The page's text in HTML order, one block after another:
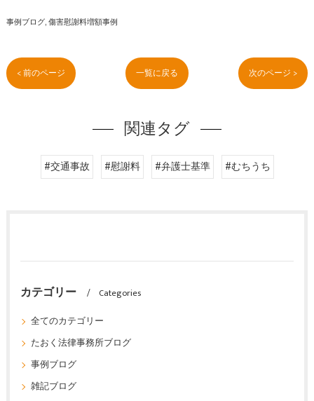
事例ブログ 傷害慰謝料増額事例
< 前のページ 一覧に戻る 次のページ >
関連タグ
#交通事故 #慰謝料 #弁護士基準 #むちうち
カテゴリー
Categories
全てのカテゴリー
たおく法律事務所ブログ
事例ブログ
雑記ブログ